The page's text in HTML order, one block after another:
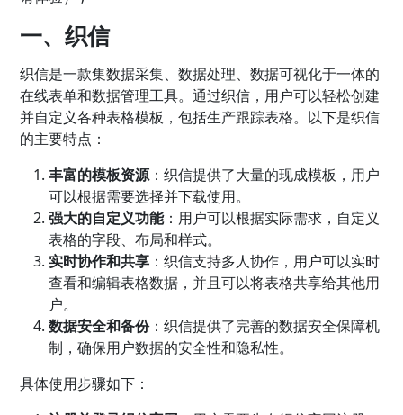
一、织信
织信是一款集数据采集、数据处理、数据可视化于一体的
在线表单和数据管理工具。通过织信，用户可以轻松创建
并自定义各种表格模板，包括生产跟踪表格。以下是织信
的主要特点：
丰富的模板资源：织信提供了大量的现成模板，用户
可以根据需要选择并下载使用。
强大的自定义功能：用户可以根据实际需求，自定义
表格的字段、布局和样式。
实时协作和共享 ：织信支持多人协作，用户可以实时
查看和编辑表格数据，并且可以将表格共享给其他用
户。
数据安全和备份：织信提供了完善的数据安全保障机
制，确保用户数据的安全性和隐私性。
具体使用步骤如下：